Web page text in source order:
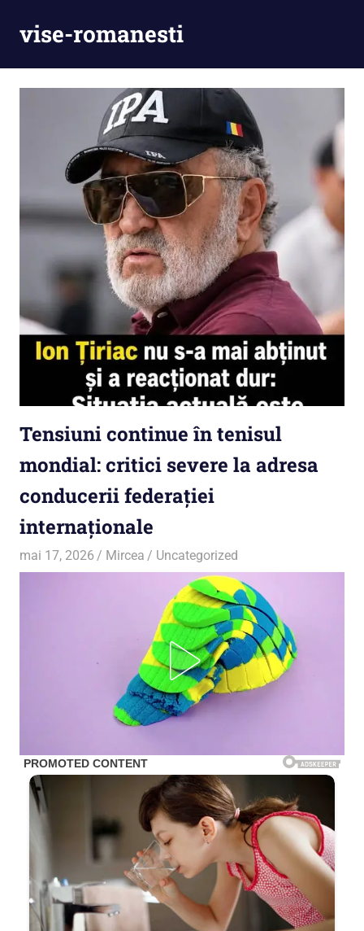
vise-romanesti
Tensiuni continue în tenisul
mondial: critici severe la adresa
conducerii federației
internaționale
mai 17, 2026 Mircea Uncategorized